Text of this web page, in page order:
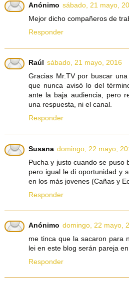
Anónimo sábado, 21 mayo,
Mejor dicho compañeros de
Responder
Raúl sábado, 21 mayo, 2016
Gracias Mr.TV por buscar
que nunca avisó lo del
ante la baja audiencia, pero
una respuesta, ni el canal.
Responder
Susana domingo, 22 mayo,
Pucha y justo cuando se puso
pero igual le di oportunidad y
en los más jovenes (Cañas y
Responder
Anónimo domingo, 22 mayo,
me tinca que la sacaron para
lei en este blog serán pareja
Responder